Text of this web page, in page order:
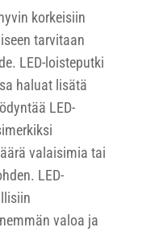
korkeisiin
tarvitaan
LED-loisteputki
haluat lisätä
LED-
valaisimia tai
LED-
valoa ja